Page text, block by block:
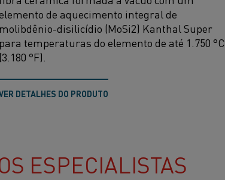
de aquecimento integral de
molibdênio-disilicídio (MoSi2) Kanthal Super
para temperaturas do elemento de até 1.750 °C
(3.180 °F).
DETALHES DO PRODUTO
ESPECIALISTAS